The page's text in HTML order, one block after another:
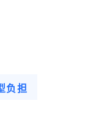
负担